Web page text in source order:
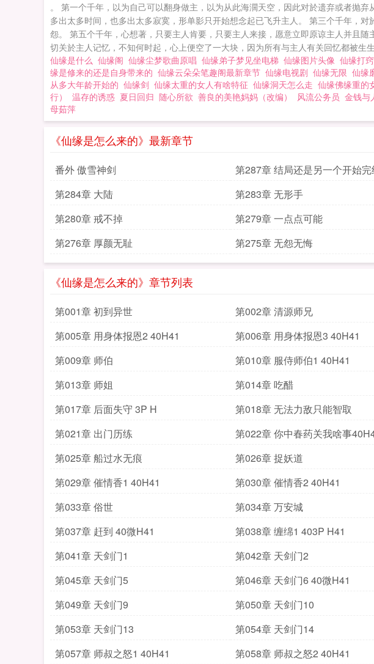
。 第一个千年，以为自己可以翻身做主，以为从此海濶天空，因此对於遗弃或者抛
多出太多时间，也多出太多寂寞，形单影只开始想念起已飞升主人。 第三个千年，
怨。 第五个千年，心想著，只要主人肯要，只要主人来接，愿意立即原谅主人并且
切关於主人记忆，不知何时起，心上便空了一大块，因为所有与主人有关回忆都被生
仙缘是什么 仙缘阁 仙缘尘梦歌曲原唱 仙缘弟子梦见坐电梯 仙缘图片头像 仙缘打
缘是修来的还是自身带来的 仙缘云朵朵笔趣阁最新章节 仙缘电视剧 仙缘无限 仙缘
从多大年龄开始的 仙缘剑 仙缘太重的女人有啥特征 仙缘洞天怎么走 仙缘佛缘重的
行）
温存的诱惑 夏日回归 随心所欲 善良的美艳妈妈（改编） 风流公务员 金钱与
母茹萍
《仙缘是怎么来的》最新章节
番外 傲雪神剑 第287章 结局还是另一个开始
第284章 大陆
第283章 无形手
第280章 戒不掉
第279章 一点点可能
第276章 厚颜无耻
第275章 无怨无悔
《仙缘是怎么来的》章节列表
第001章 初到异世 第002章 清源师兄
第005章 用身体报恩2 40H41
第006章 用身体报恩3 40H41
第009章 师伯
第010章 服侍师伯1 40H41
第013章 师姐
第014章 吃醋
第017章 后面失守 3P H
第018章 无法力敌只能智取
第021章 出门历练
第022章 你中春药关我啥事
第025章 船过水无痕
第026章 捉妖道
第029章 催情香1 40H41
第030章 催情香2 40H41
第033章 俗世
第034章 万安城
第037章 赶到 40微H41
第038章 缠绵1 403P H41
第041章 天剑门1
第042章 天剑门2
第045章 天剑门5
第046章 天剑门6 40微H41
第049章 天剑门9
第050章 天剑门10
第053章 天剑门13
第054章 天剑门14
第057章 师叔之怒1 40H41
第058章 师叔之怒2 40H41